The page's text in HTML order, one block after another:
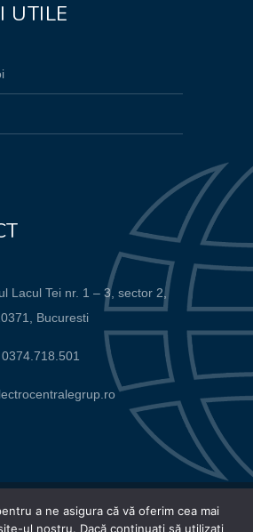
UTILE
Lacul Tei nr. 1 – 3, sector 2,
Bucuresti
0374.718.501
Electrocentrale Grup SA |
a ne asigura că vă oferim cea mai
ul nostru. Dacă continuați să utilizați